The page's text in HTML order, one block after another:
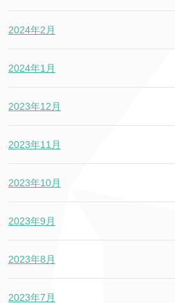
2024年2月
2024年1月
2023年12月
2023年11月
2023年10月
2023年9月
2023年8月
2023年7月